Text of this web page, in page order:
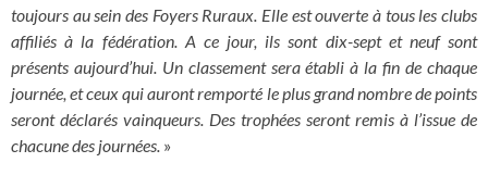
toujours au sein des Foyers Ruraux. Elle est ouverte à tous les clubs
affiliés à la fédération. A ce jour, ils sont dix-sept et neuf sont
présents aujourd’hui. Un classement sera établi à la fin de chaque
journée, et ceux qui auront remporté le plus grand nombre de points
seront déclarés vainqueurs. Des trophées seront remis à l’issue de
chacune des journées. »